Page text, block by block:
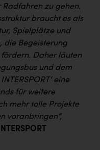
Radfahren zu gehen.
braucht es als
Spielplätze und
die Begeisterung
Daher läuten
und dem
eine
für weitere
mehr tolle Projekte
voranbringen“,